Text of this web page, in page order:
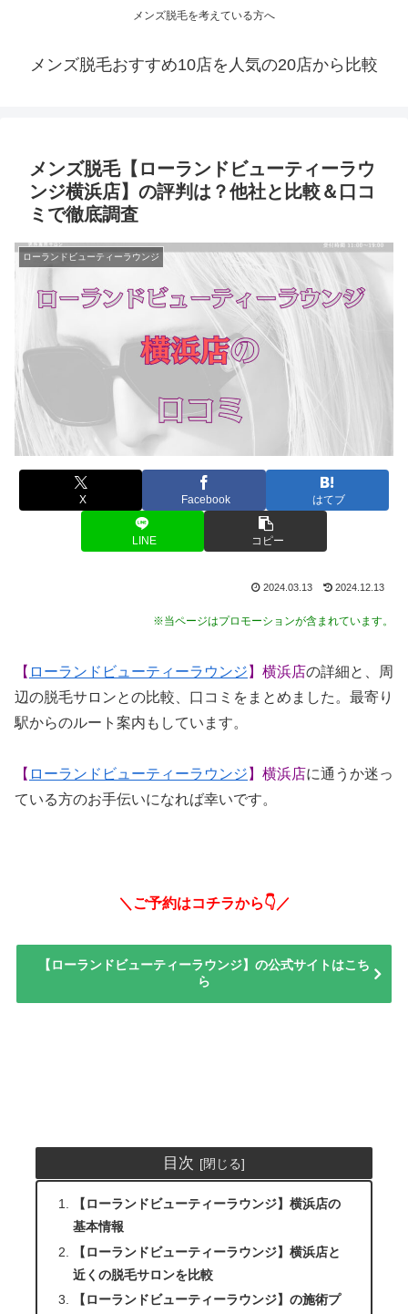
メンズ脱毛を考えている方へ
メンズ脱毛おすすめ10店を人気の20店から比較
メンズ脱毛【ローランドビューティーラウ
ンジ横浜店】の評判は？他社と比較＆口コ
ミで徹底調査
ローランドビューティーラウンジ
X Facebook はてブ
LINE コピー
2024.03.13 2024.12.13
※当ページはプロモーションが含まれています。
【 ローランドビューティーラウンジ 】横浜店の詳細と、周
辺の脱毛サロンとの比較、口コミをまとめました。最寄り
駅からのルート案内もしています。
【 ローランドビューティーラウンジ 】横浜店に通うか迷っ
ている方のお手伝いになれば幸いです。
＼ご予約はコチラから👇／
【ローランドビューティーラウンジ】の公式サイトはこち
ら
目次
【ローランドビューティーラウンジ】横浜店の
基本情報
【ローランドビューティーラウンジ】横浜店と
近くの脱毛サロンを比較
【ローランドビューティーラウンジ】の施術プ